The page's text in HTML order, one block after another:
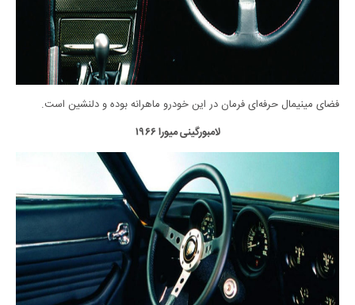
فضای مینیمال حرفه‌ای فرمان در این خودرو ماهرانه بوده و دلنشین است.
لامبورگینی میورا ۱۹۶۶